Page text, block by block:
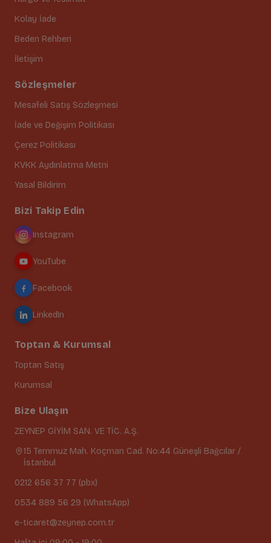
Kolay İade
Beden Rehberi
İletişim
Sözleşmeler
Mesafeli Satış Sözleşmesi
İade ve Değişim Politikası
Çerez Politikası
KVKK Aydınlatma Metni
Yasal Bildirim
Bizi Takip Edin
Instagram
YouTube
Facebook
LinkedIn
Toptan & Kurumsal
Toptan Satış
Kurumsal
Bize Ulaşın
ZEYNEP GİYİM SAN. VE TİC. A.Ş.
15 Temmuz Mah. Koçman Cad. No:44 Güneşli Bağcılar /
İstanbul
0212 656 37 77 (pbx)
0534 889 56 29 (WhatsApp)
e-ticaret@zeynep.com.tr